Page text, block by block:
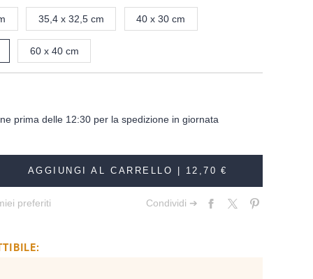
35,4 x 32,5 cm 40 x 30 cm
60 x 40 cm
prima delle 12:30 per la spedizione in giornata
AGGIUNGI AL CARRELLO | 12,70 €
preferiti Condividi ➔